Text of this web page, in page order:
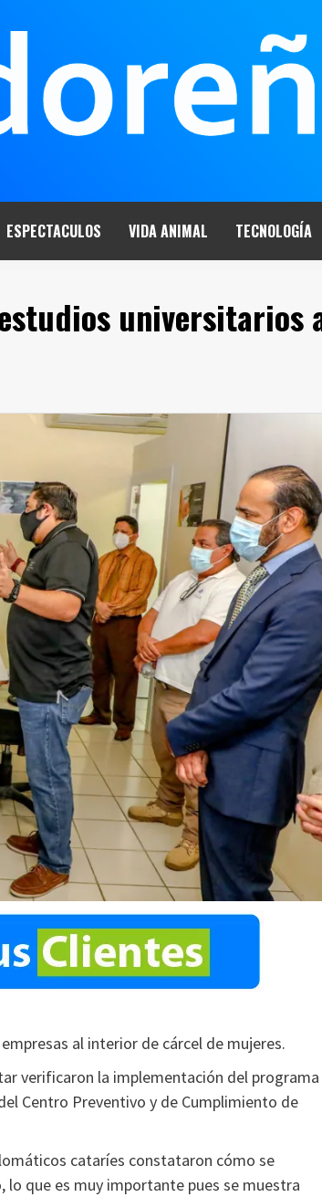
ESPECTACULOS VIDA ANIMAL TECNOLOGÍA
universitarios
al interior de cárcel de mujeres.
verificaron la implementación del programa
Centro Preventivo y de Cumplimiento de
cataríes constataron cómo se
que es muy importante pues se muestra